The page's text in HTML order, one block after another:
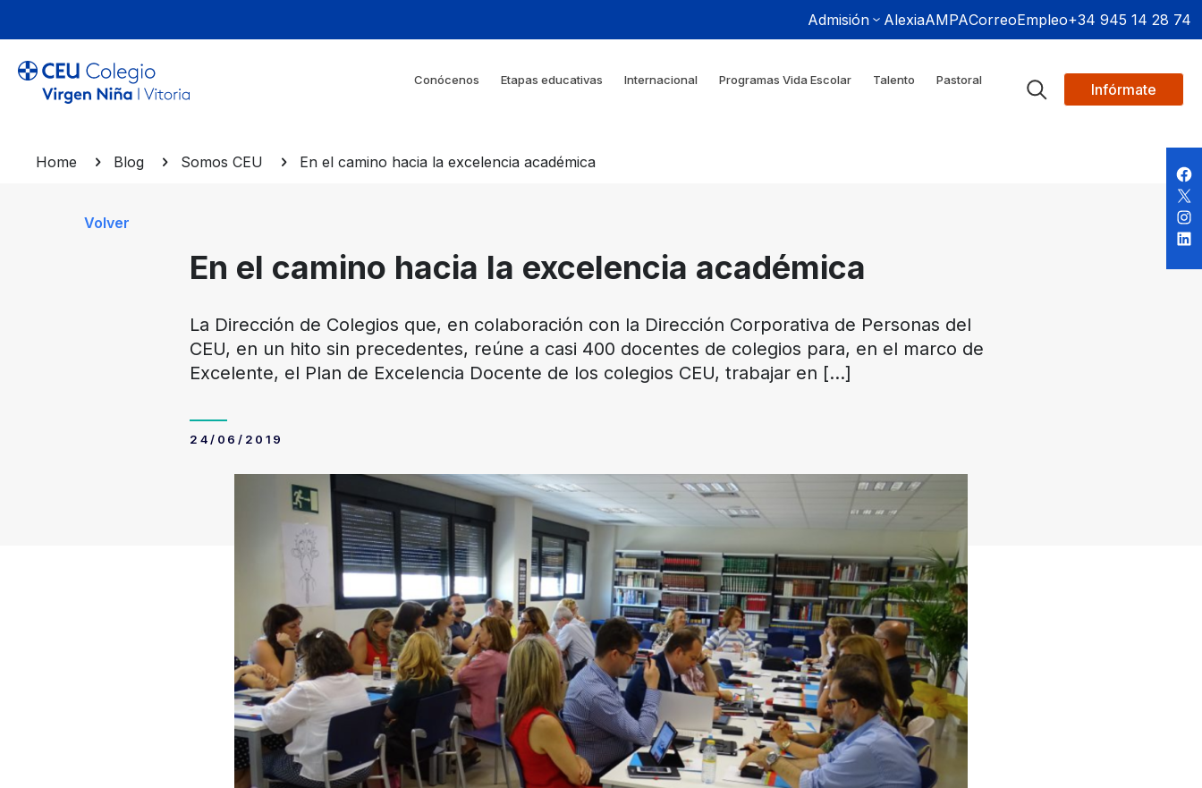
Admisión AlexiaAMPACorreoEmpleo+34 945 14 28 74
Conócenos Etapas educativas Internacional Programas Vida Escolar Talento Pastoral
Infórmate
Home Blog Somos CEU En el camino hacia la excelencia académica
Volver
En el camino hacia la excelencia académica
La Dirección de Colegios que, en colaboración con la Dirección Corporativa de Personas del
CEU, en un hito sin precedentes, reúne a casi 400 docentes de colegios para, en el marco de
Excelente, el Plan de Excelencia Docente de los colegios CEU, trabajar en […]
24/06/2019